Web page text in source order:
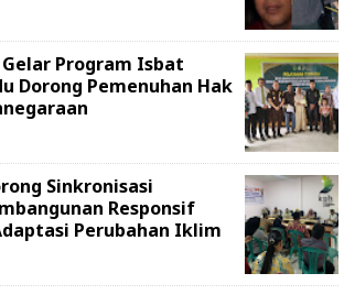
Program Isbat
Dorong Pemenuhan Hak
Sinkronisasi
Responsif
Perubahan Iklim